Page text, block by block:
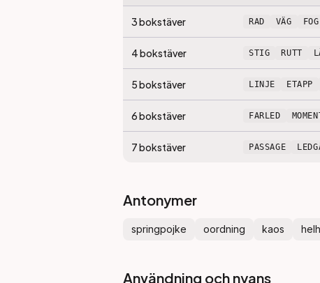
3bokstäver RAD VÄG FOG
4bokstäver STIG RUTT
5bokstäver LINJE ETAPP
6bokstäver FARLED
7bokstäver PASSAGE
Antonymer
springpojke oordning kaos
Användning och nyans